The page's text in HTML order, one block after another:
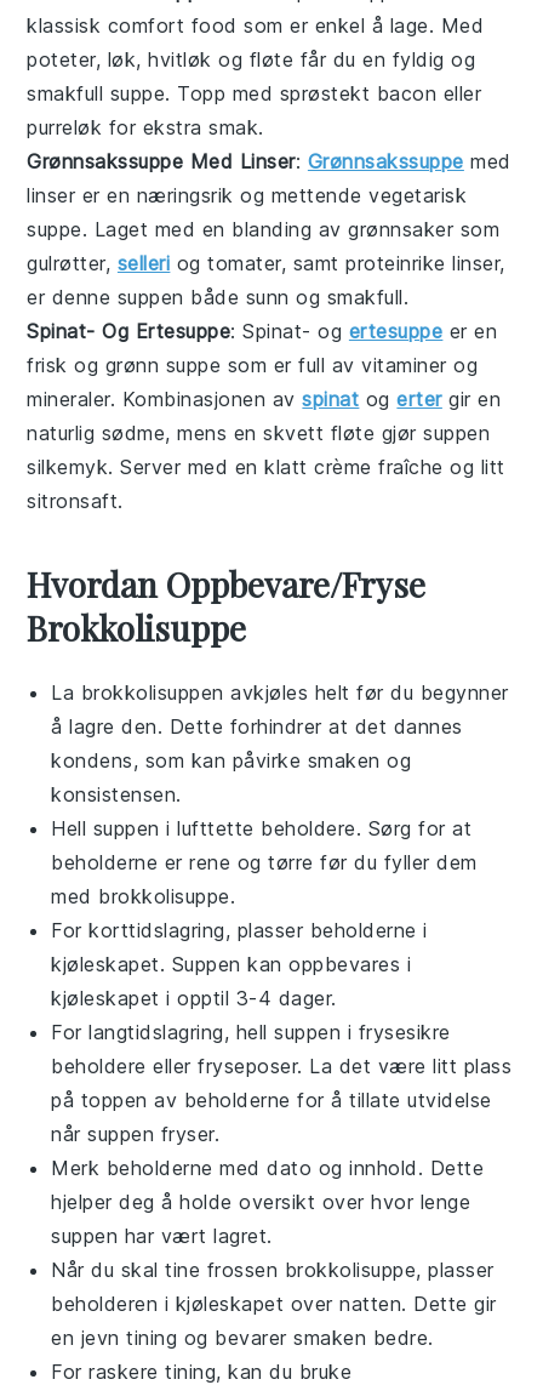
klassisk comfort food som er enkel å lage. Med
poteter, løk, hvitløk og fløte får du en fyldig og
smakfull suppe. Topp med sprøstekt bacon eller
purreløk for ekstra smak.
Grønnsakssuppe Med Linser: Grønnsakssuppe med
linser er en næringsrik og mettendevegetarisk
suppe. Laget med en blanding av grønnsaker som
gulrøtter, selleri og tomater, samt proteinrike linser,
er denne suppen både sunn og smakfull.
Spinat- Og Ertesuppe: Spinat- og ertesuppe er en
frisk og grønn suppe som er full av vitaminer og
mineraler. Kombinasjonen avspinat ogertergir en
naturlig sødme, mens en skvett fløte gjør suppen
silkemyk. Server med en klatt crème fraîche og litt
sitronsaft.
Hvordan Oppbevare/Fryse
Brokkolisuppe
La brokkolisuppen avkjøles helt før du begynner
å lagre den. Dette forhindrer at det dannes
kondens, som kan påvirke smaken og
konsistensen.
Hell suppen i lufttette beholdere. Sørg for at
beholderne er rene og tørre før du fyller dem
med brokkolisuppe.
For korttidslagring, plasser beholderne i
kjøleskapet. Suppen kan oppbevares i
kjøleskapet i opptil 3-4 dager.
For langtidslagring, hell suppen i frysesikre
beholdere eller fryseposer. La det være litt plass
på toppen av beholderne for å tillate utvidelse
når suppen fryser.
Merk beholderne med dato og innhold. Dette
hjelper deg å holde oversikt over hvor lenge
suppen har vært lagret.
Når du skal tine frossen brokkolisuppe, plasser
beholderen i kjøleskapet over natten. Dette gir
en jevn tining og bevarer smaken bedre.
For raskere tining, kan du bruke